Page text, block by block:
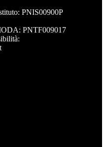
PNIS00900P
PNTF009017